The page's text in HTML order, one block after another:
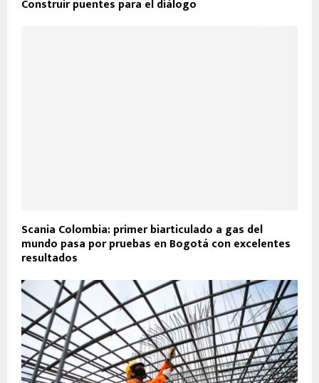
Construir puentes para el diálogo
Scania Colombia: primer biarticulado a gas del
mundo pasa por pruebas en Bogotá con excelentes
resultados